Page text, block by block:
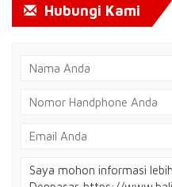
Hubungi Kami